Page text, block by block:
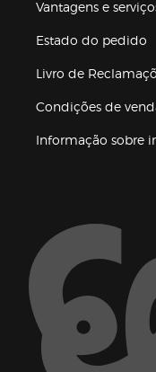
Vantagens e
Estado do pedido
Livro de
Condições de
Informação sobre